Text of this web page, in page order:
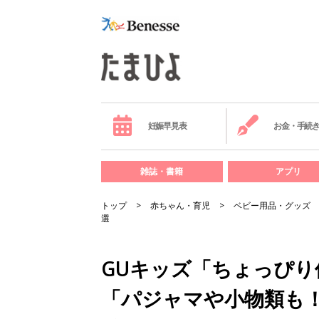
妊娠早見表 お金・手続き
雑誌・書籍 アプリ
トップ 赤ちゃん・育児
ベビー用品・グッズ
選
GUキッズ「ちょっぴ
「パジャマや小物類